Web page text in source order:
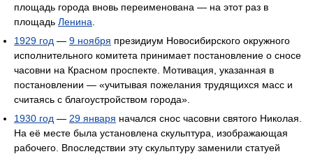
площадь города вновь переименована — на этот раз в
площадь Ленина
1929 год — 9 ноября президиум Новосибирского окружного
исполнительного комитета принимает постановление о сносе
часовни на Красном проспекте. Мотивация, указанная в
постановлении — «учитывая пожелания трудящихся масс и
считаясь с благоустройством города».
1930 год — 29 января начался снос часовни святого Николая.
На её месте была установлена скульптура, изображающая
рабочего. Впоследствии эту скульптуру заменили статуей